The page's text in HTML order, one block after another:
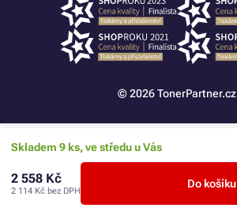
Skladem 9 ks, ve středu u Vás
2 558 Kč
2 114 Kč bez DPH
Do košíku
© 2026 TonerPartner.cz